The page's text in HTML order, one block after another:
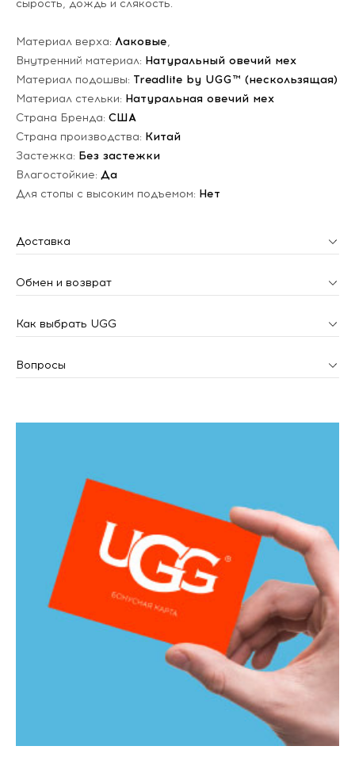
сырость, дождь и слякость.
Материал верха: Лаковые,
Внутренний материал: Натуральный овечий мех
Материал подошвы: Treadlite by UGG™ (нескользящая)
Материал стельки: Натуральная овечий мех
Страна Бренда: США
Страна производства: Китай
Застежка: Без застежки
Влагостойкие: Да
Для стопы с высоким подъемом: Нет
Доставка
Обмен и возврат
Как выбрать UGG
Вопросы